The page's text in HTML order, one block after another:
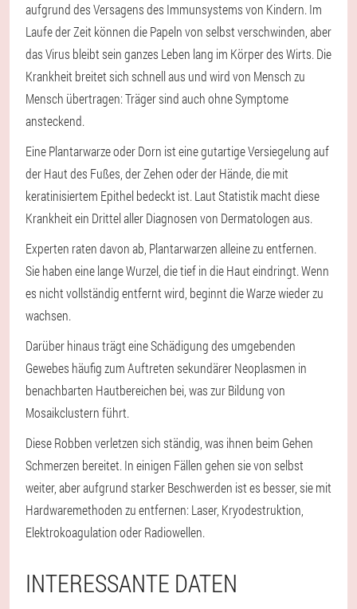
aufgrund des Versagens des Immunsystems von Kindern. Im
Laufe der Zeit können die Papeln von selbst verschwinden, aber
das Virus bleibt sein ganzes Leben lang im Körper des Wirts. Die
Krankheit breitet sich schnell aus und wird von Mensch zu
Mensch übertragen: Träger sind auch ohne Symptome
ansteckend.
Eine Plantarwarze oder Dorn ist eine gutartige Versiegelung auf
der Haut des Fußes, der Zehen oder der Hände, die mit
keratinisiertem Epithel bedeckt ist. Laut Statistik macht diese
Krankheit ein Drittel aller Diagnosen von Dermatologen aus.
Experten raten davon ab, Plantarwarzen alleine zu entfernen.
Sie haben eine lange Wurzel, die tief in die Haut eindringt. Wenn
es nicht vollständig entfernt wird, beginnt die Warze wieder zu
wachsen.
Darüber hinaus trägt eine Schädigung des umgebenden
Gewebes häufig zum Auftreten sekundärer Neoplasmen in
benachbarten Hautbereichen bei, was zur Bildung von
Mosaikclustern führt.
Diese Robben verletzen sich ständig, was ihnen beim Gehen
Schmerzen bereitet. In einigen Fällen gehen sie von selbst
weiter, aber aufgrund starker Beschwerden ist es besser, sie mit
Hardwaremethoden zu entfernen: Laser, Kryodestruktion,
Elektrokoagulation oder Radiowellen.
INTERESSANTE DATEN